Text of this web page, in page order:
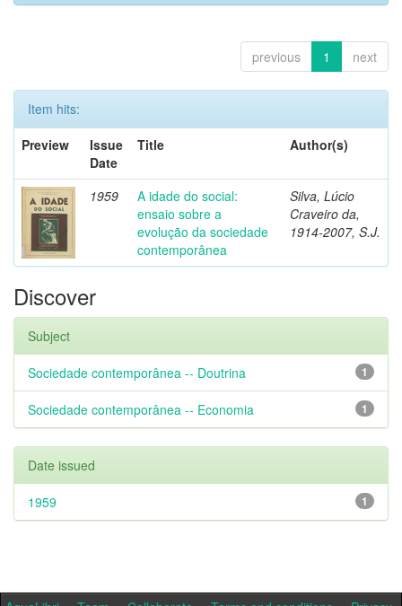
previous 1 next
Item hits:
Preview
Issue
Date
Title Author(s)
1959
A idade do social:
ensaio sobre a
evolução da sociedade
contemporânea
Silva, Lúcio
Craveiro da,
1914-2007, S.J.
Discover
Subject
1
Sociedade contemporânea -- Doutrina
1
Sociedade contemporânea -- Economia
Date issued
1
1959